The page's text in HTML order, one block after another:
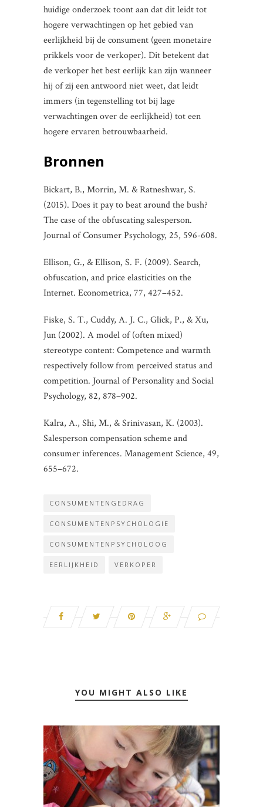
huidige onderzoek toont aan dat dit leidt tot
hogere verwachtingen op het gebied van
eerlijkheid bij de consument (geen monetaire
prikkels voor de verkoper). Dit betekent dat
de verkoper het best eerlijk kan zijn wanneer
hij of zij een antwoord niet weet, dat leidt
immers (in tegenstelling tot bij lage
verwachtingen over de eerlijkheid) tot een
hogere ervaren betrouwbaarheid.
Bronnen
Bickart, B., Morrin, M. & Ratneshwar, S.
(2015). Does it pay to beat around the bush?
The case of the obfuscating salesperson.
Journal of Consumer Psychology, 25, 596-608.
Ellison, G., & Ellison, S. F. (2009). Search,
obfuscation, and price elasticities on the
Internet. Econometrica, 77, 427–452.
Fiske, S. T., Cuddy, A. J. C., Glick, P., & Xu,
Jun (2002). A model of (often mixed)
stereotype content: Competence and warmth
respectively follow from perceived status and
competition. Journal of Personality and Social
Psychology, 82, 878–902.
Kalra, A., Shi, M., & Srinivasan, K. (2003).
Salesperson compensation scheme and
consumer inferences. Management Science, 49,
655–672.
CONSUMENTENGEDRAG
CONSUMENTENPSYCHOLOGIE
CONSUMENTENPSYCHOLOOG
EERLIJKHEID VERKOPER
YOU MIGHT ALSO LIKE